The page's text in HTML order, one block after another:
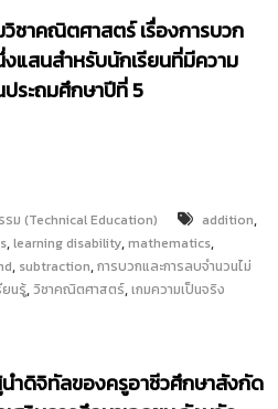
วิชาคณิตศาสตร์ เรื่องการบวก
งแสนสำหรับนักเรียนที่มีความ
ระถมศึกษาปีที่ 5
ม (Technical Education) addition,
,learning disability,mathematics,
, subtraction,การบวกและการลบจำนวนไม่
ยนรู้, วิชาคณิตศาสตร์,เกมความเป็นจริง
นำดิจิทัลของครูอาชีวศึกษาสังกัด